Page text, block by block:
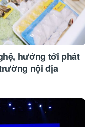
hướng tới phát
nội địa